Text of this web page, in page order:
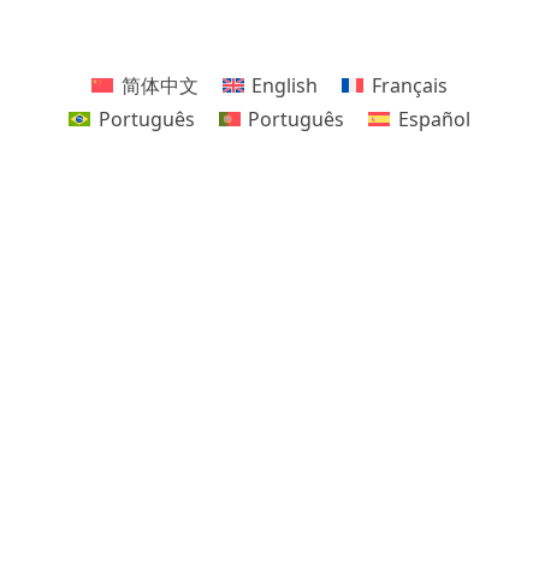
简体中文 English
Français
Português
Português Español